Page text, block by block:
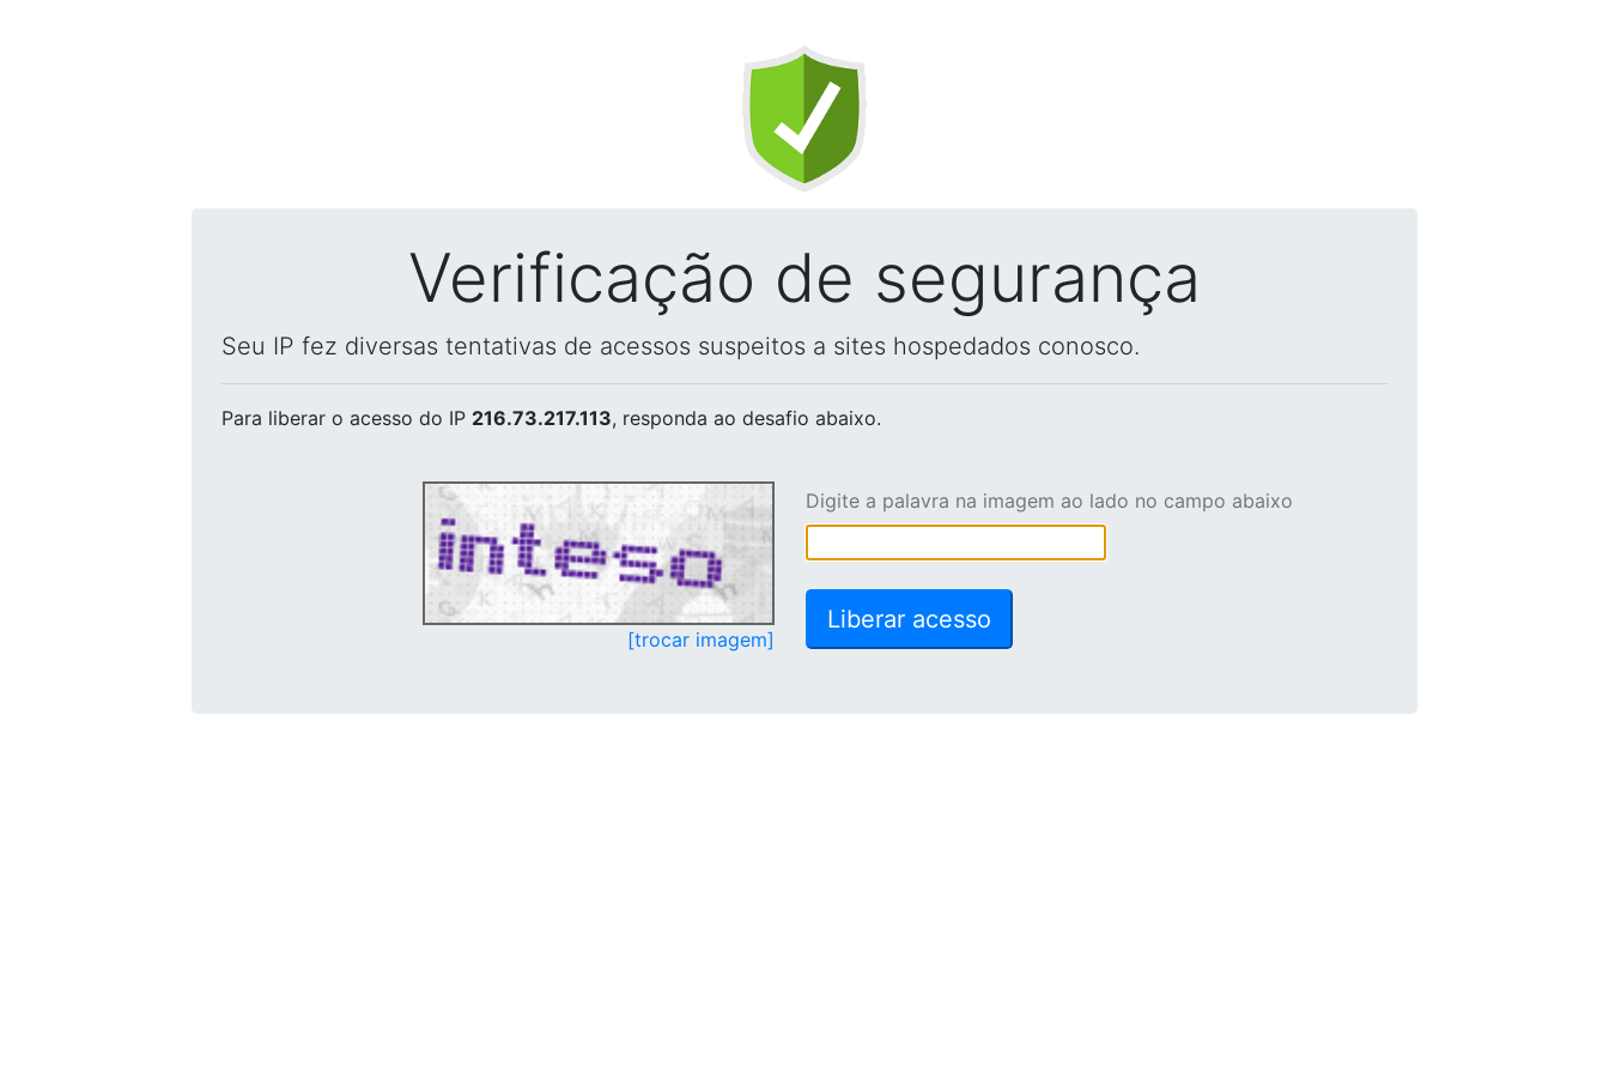
Verificação de segurança
Seu IP fez diversas tentativas de acessos suspeitos a sites hospedados conosco.
Para liberar o acesso do IP 216.73.217.113, responda ao desafio abaixo.
[trocar imagem]
Digite a palavra na imagem ao lado no campo abaixo